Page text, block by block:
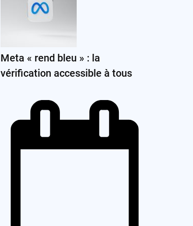
Meta « rend bleu » : la
vérification accessible à tous